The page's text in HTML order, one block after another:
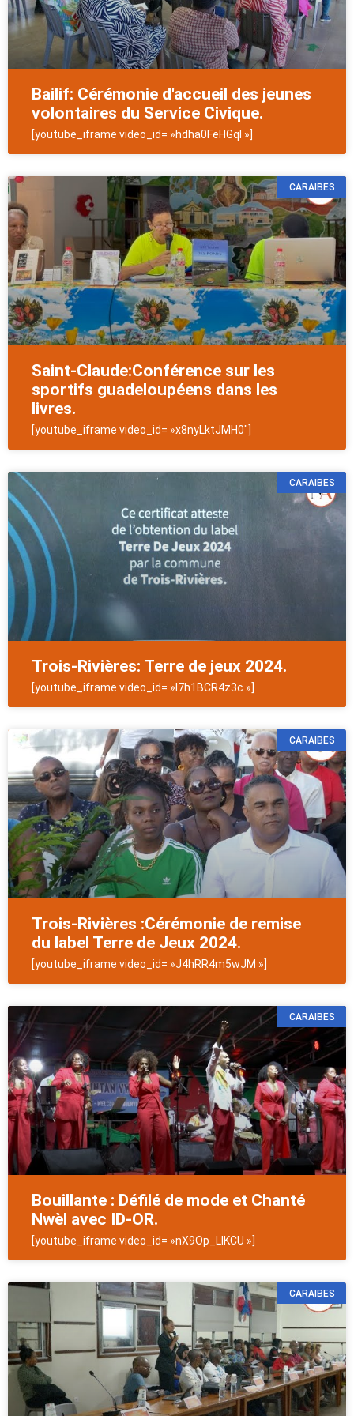
Bailif: Cérémonie d'accueil des jeunes
volontaires du Service Civique.
[youtube_iframe video_id= »hdha0FeHGqI »]
CARAIBES
Saint-Claude:Conférence sur les
sportifs guadeloupéens dans les
livres.
[youtube_iframe video_id= »x8nyLktJMH0″]
CARAIBES
Trois-Rivières: Terre de jeux 2024.
[youtube_iframe video_id= »I7h1BCR4z3c »]
CARAIBES
Trois-Rivières :Cérémonie de remise
du label Terre de Jeux 2024.
[youtube_iframe video_id= »J4hRR4m5wJM »]
CARAIBES
Bouillante : Défilé de mode et Chanté
Nwèl avec ID-OR.
[youtube_iframe video_id= »nX9Op_LlKCU »]
CARAIBES